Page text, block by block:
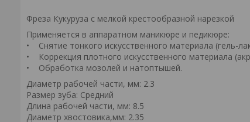
Фреза Кукуруза с мелкой крестообразной нарезкой
Применяется в аппаратном маникюре и педикюре:
• Снятие тонкого искусственного материала (гель-
• Коррекция плотного искусственного материала
• Обработка мозолей и натоптышей.
Диаметр рабочей части, мм: 2.3
Размер зуба: Средний
Длина рабочей части, мм: 8.5
Диаметр хвостовика,мм: 2.35